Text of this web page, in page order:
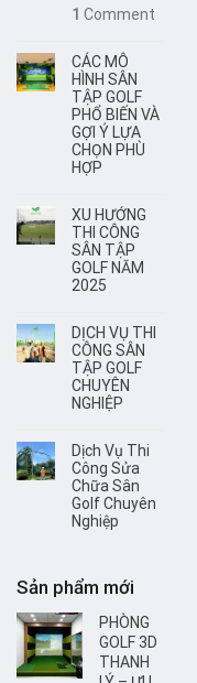
1 Comment
CÁC MÔ
HÌNH SÂN
TẬP GOLF
PHỔ BIẾN VÀ
GỢI Ý LỰA
CHỌN PHÙ
HỢP
XU HƯỚNG
THI CÔNG
SÂN TẬP
GOLF NĂM
2025
DỊCH VỤ THI
CÔNG SÂN
TẬP GOLF
CHUYÊN
NGHIỆP
Dịch Vụ Thi
Công Sửa
Chữa Sân
Golf Chuyên
Nghiệp
Sản phẩm mới
PHÒNG
GOLF 3D
THANH